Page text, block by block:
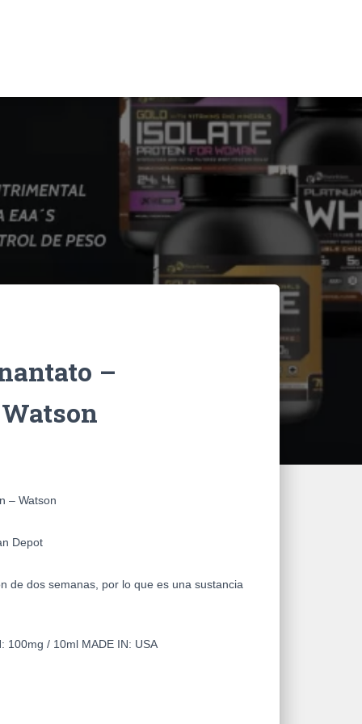
–
– Watson
Depot
de dos semanas, por lo que es una sustancia
100mg / 10ml MADE IN: USA